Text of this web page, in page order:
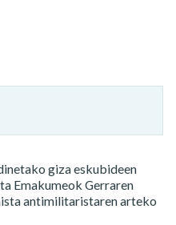
giza eskubideen
Emakumeok Gerraren
antimilitaristaren arteko